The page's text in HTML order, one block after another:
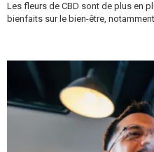
Les fleurs de CBD sont de plus en
bienfaits sur le bien-être,